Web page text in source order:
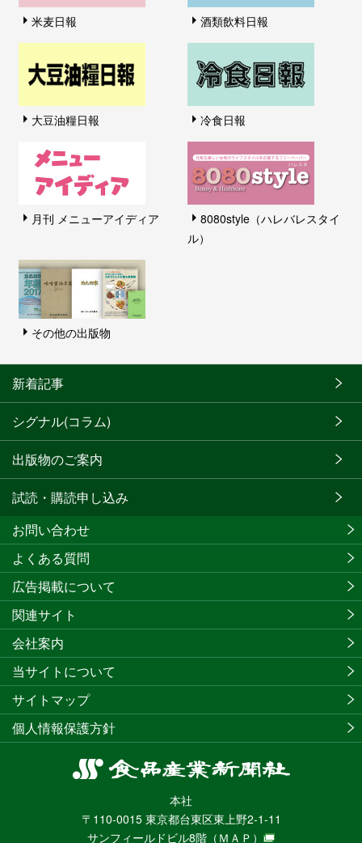
米麦日報 酒類飲料日報
大豆油糧日報 冷食日報
月刊 メニューアイディア
8080style（ハレバレスタイ
ル）
その他の出版物
新着記事
シグナル(コラム)
出版物のご案内
試読・購読申し込み
食
産
業
本社
〒110-0015 東京都台東区東上野2-1-11
サンフィールドビル8階 （ＭＡＰ）
お問い合わせ
よくある質問
広告掲載について
関連サイト
会社案内
当サイトについて
サイトマップ
個人情報保護方針